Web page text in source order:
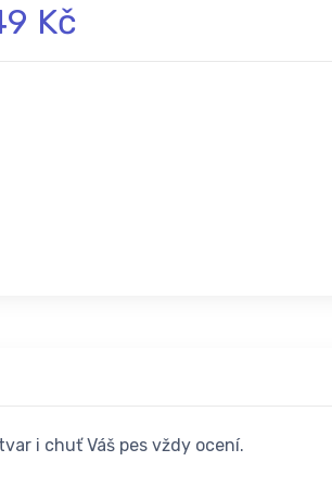
Kč
i chuť Váš pes vždy ocení.